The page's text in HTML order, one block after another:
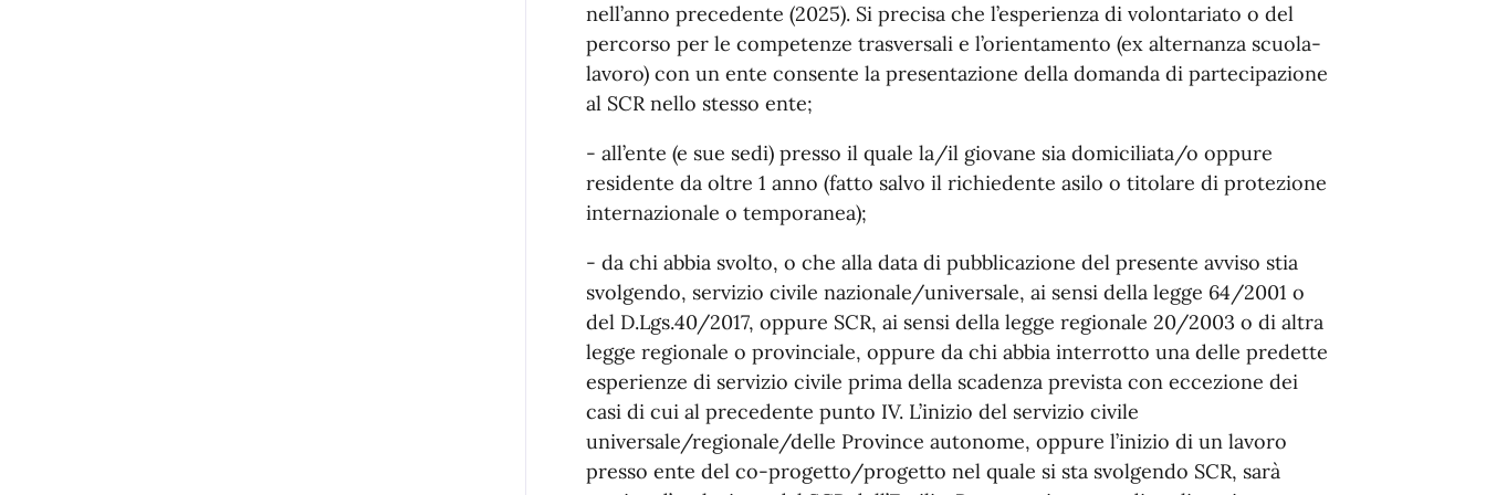
nell’anno precedente (2025). Si precisa che l’esperienza di volontariato o del
percorso per le competenze trasversali e l’orientamento (ex alternanza scuola-
lavoro) con un ente consente la presentazione della domanda di partecipazione
al SCR nello stesso ente;
- all’ente (e sue sedi) presso il quale la/il giovane sia domiciliata/o oppure
residente da oltre 1 anno (fatto salvo il richiedente asilo o titolare di protezione
internazionale o temporanea);
- da chi abbia svolto, o che alla data di pubblicazione del presente avviso stia
svolgendo, servizio civile nazionale/universale, ai sensi della legge 64/2001 o
del D.Lgs.40/2017, oppure SCR, ai sensi della legge regionale 20/2003 o di altra
legge regionale o provinciale, oppure da chi abbia interrotto una delle predette
esperienze di servizio civile prima della scadenza prevista con eccezione dei
casi di cui al precedente punto IV. L’inizio del servizio civile
universale/regionale/delle Province autonome, oppure l’inizio di un lavoro
presso ente del co-progetto/progetto nel quale si sta svolgendo SCR, sarà